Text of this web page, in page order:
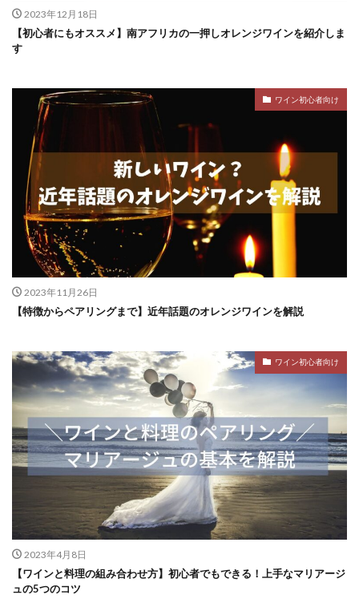
2023年12月18日
【初心者にもオススメ】南アフリカの一押しオレンジワインを紹介しま
す
ワイン初心者向け
2023年11月26日
【特徴からペアリングまで】近年話題のオレンジワインを解説
ワイン初心者向け
2023年4月8日
【ワインと料理の組み合わせ方】初心者でもできる！上手なマリアージ
ュの5つのコツ